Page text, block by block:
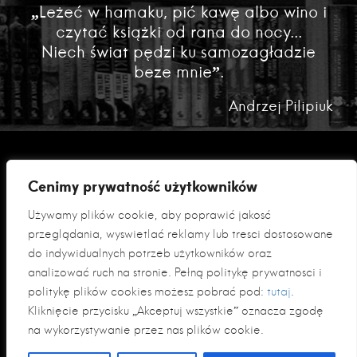
Cenimy prywatność użytkowników
Używamy plików cookie, aby poprawić jakość
przeglądania, wyświetlać reklamy lub treści dostosowane
do indywidualnych potrzeb użytkowników oraz
analizować ruch na stronie. Pełną politykę prywatności i
politykę plików cookies możesz pobrać pod: tutaj.
Kliknięcie przycisku „Akceptuj wszystkie” oznacza zgodę
na wykorzystywanie przez nas plików cookie.
„Leżeć w hamaku, pić kawę albo wino i
czytać książki od rana do nocy...
Niech świat pędzi ku samozagładzie
beze mnie”.
Andrzej Pilipiuk
Polityka prywatności
Klauzula informacyjna RODO